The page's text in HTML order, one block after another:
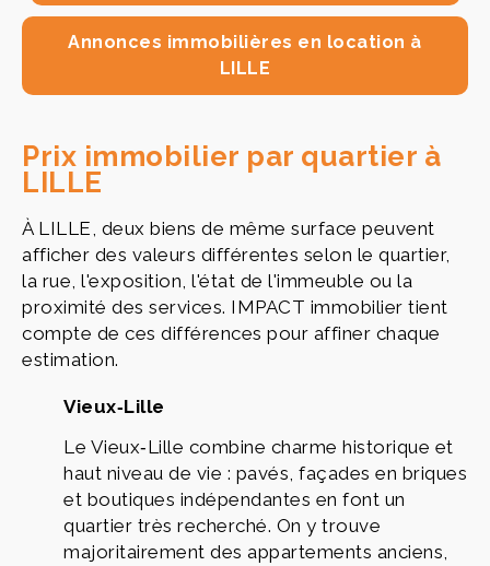
Annonces immobilières en location à
LILLE
Prix immobilier par quartier à
LILLE
À LILLE, deux biens de même surface peuvent
afficher des valeurs différentes selon le quartier,
la rue, l'exposition, l'état de l'immeuble ou la
proximité des services. IMPACT immobilier tient
compte de ces différences pour affiner chaque
estimation.
Vieux‑Lille
Le Vieux‑Lille combine charme historique et
haut niveau de vie : pavés, façades en briques
et boutiques indépendantes en font un
quartier très recherché. On y trouve
majoritairement des appartements anciens,